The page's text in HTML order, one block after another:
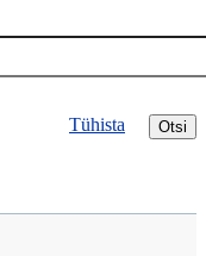
Otsi
Tühista